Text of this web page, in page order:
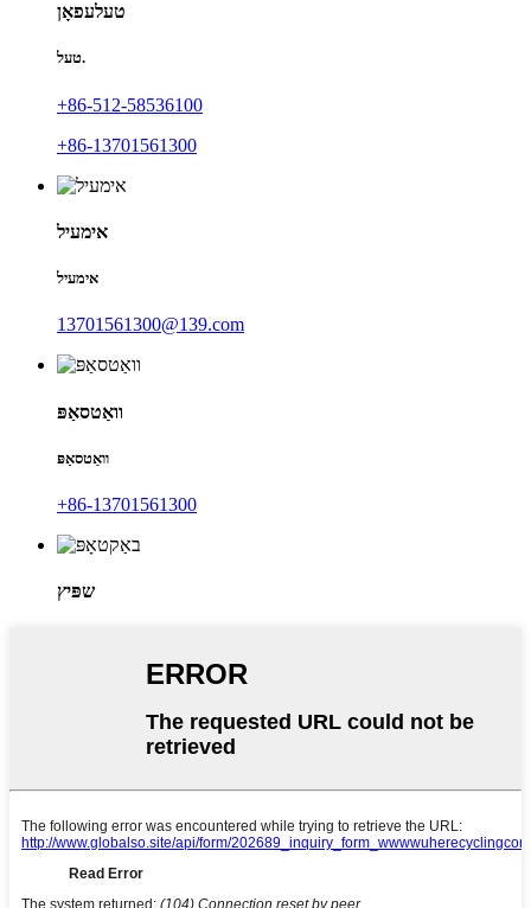
טעלעפאָן
טעל.
+86-512-58536100
+86-13701561300
אימעיל
אימעיל
13701561300@139.com
וואַטסאַפּ
וואַטסאַפּ
+86-13701561300
שפּיץ